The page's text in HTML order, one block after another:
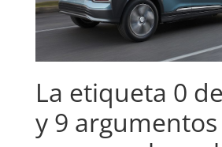
La etiqueta 0
y 9